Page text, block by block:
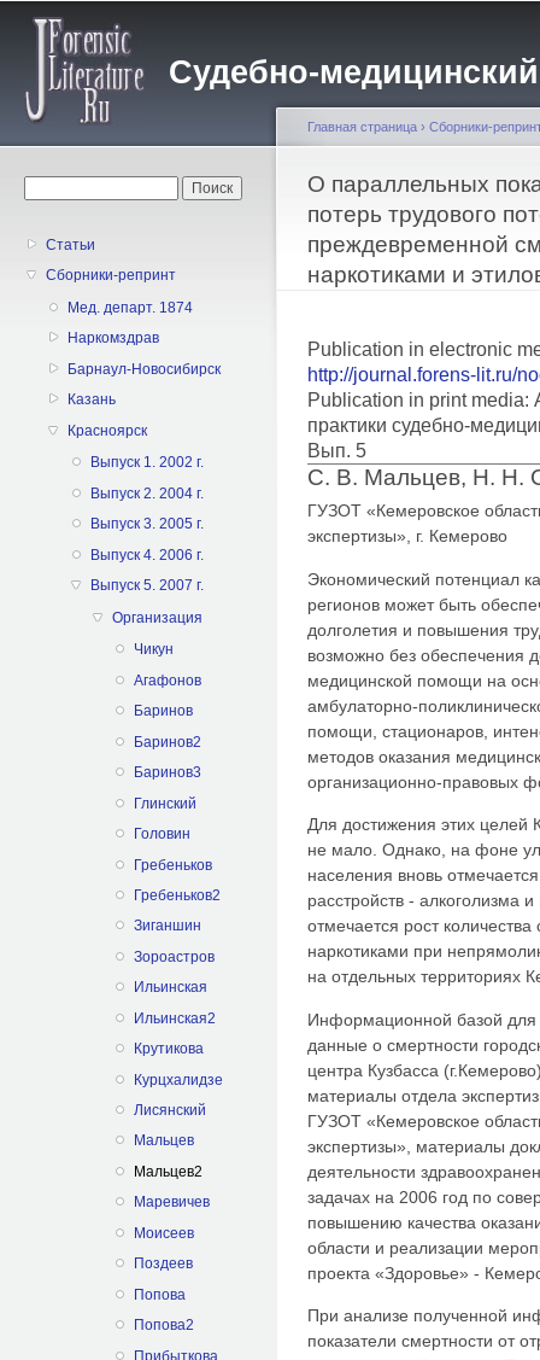
Судебно-
Статьи
Сборники-репринт
Мед. департ. 1874
Наркомздрав
Барнаул-Новосибирск
Казань
Красноярск
Выпуск 1. 2002 г.
Выпуск 2. 2004 г.
Выпуск 3. 2005 г.
Выпуск 4. 2006 г.
Выпуск 5. 2007 г.
Организация
Чикун
Агафонов
Баринов
Баринов2
Баринов3
Глинский
Головин
Гребеньков
Гребеньков2
Зиганшин
Зороастров
Ильинская
Ильинская2
Крутикова
Курцхалидзе
Лисянский
Мальцев
Мальцев2
Маревичев
Моисеев
Поздеев
Попова
Попова2
Прибыткова
Вы здесь
Главная страница › Сборники-
О параллельных
потерь трудового
преждевременной
наркотиками и
Publication in electronic
http://journal.forens-lit.ru/
Publication in print media:
практики судебно-
Вып. 5
С. В. Мальцев, Н. Н.
ГУЗОТ «Кемеровское
экспертизы», г. Кемерово
Экономический потенциал
регионов может быть
долголетия и повышения
возможно без обеспечения
медицинской помощи на
амбулаторно-
помощи, стационаров,
методов оказания
организационно-правовых
Для достижения этих целей
не мало. Однако, на фоне
населения вновь
расстройств - алкоголизма
отмечается рост
наркотиками при
на отдельных территориях
Информационной базой
данные о смертности
центра Кузбасса
материалы отдела
ГУЗОТ «Кемеровское
экспертизы», материалы
деятельности
задачах на 2006 год по
повышению качества
области и реализации
проекта «Здоровье» -
При анализе полученной
показатели смертности от